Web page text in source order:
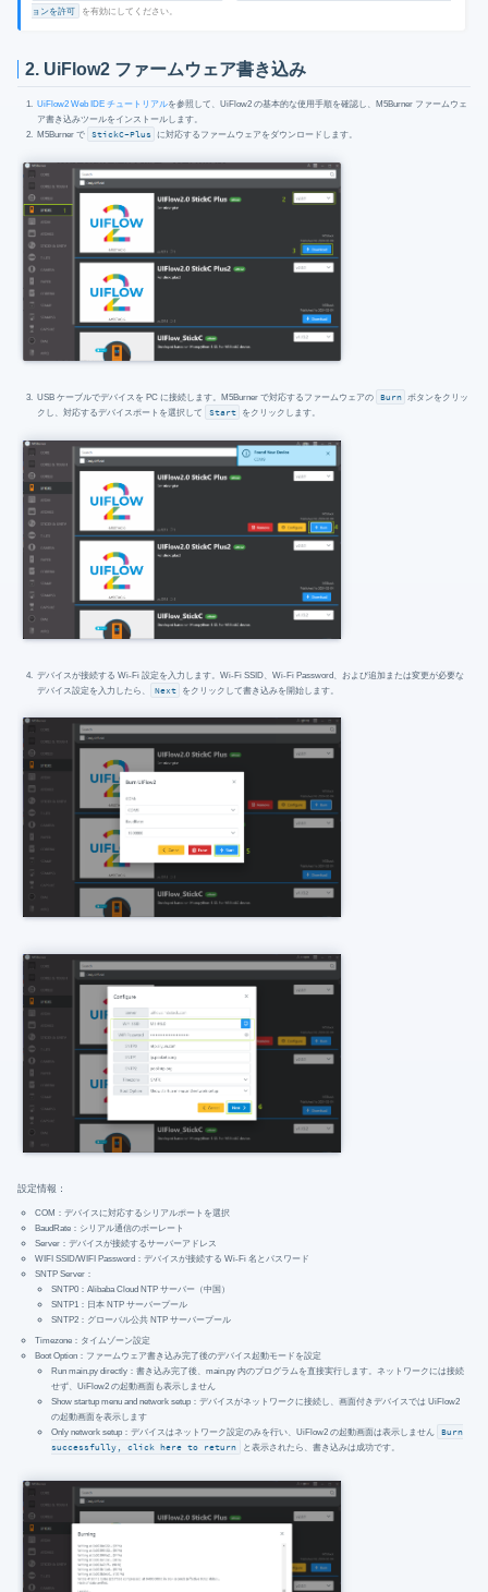
ョンを許可
を有効にしてください。
2. UiFlow2 ファームウェア書き込み
UiFlow2 Web IDE チュートリアルを参照して、UiFlow2 の基本的な使用手順を確認し、M5Burner ファームウェ
ア書き込みツールをインストールします。
M5Burner で StickC-Plus に対応するファームウェアをダウンロードします。
USB ケーブルでデバイスを PC に接続します。M5Burner で対応するファームウェアの Burn ボタンをクリッ
クし、対応するデバイスポートを選択して
Start をクリックします。
デバイスが接続する Wi-Fi 設定を入力します。Wi-Fi SSID、Wi-Fi Password、および追加または変更が必要な
デバイス設定を入力したら、
Next をクリックして書き込みを開始します。
設定情報：
COM：デバイスに対応するシリアルポートを選択
BaudRate：シリアル通信のボーレート
Server：デバイスが接続するサーバーアドレス
WIFI SSID/WIFI Password：デバイスが接続する Wi-Fi 名とパスワード
SNTP Server：
SNTP0：Alibaba Cloud NTP サーバー（中国）
SNTP1：日本 NTP サーバープール
SNTP2：グローバル公共 NTP サーバープール
Timezone：タイムゾーン設定
Boot Option：ファームウェア書き込み完了後のデバイス起動モードを設定
Run main.py directly：書き込み完了後、main.py 内のプログラムを直接実行します。ネットワークには接続
せず、UiFlow2 の起動画面も表示しません
Show startup menu and network setup：デバイスがネットワークに接続し、画面付きデバイスでは UiFlow2
の起動画面を表示します
Only network setup：デバイスはネットワーク設定のみを行い、UiFlow2 の起動画面は表示しません
Burn
successfully, click here to return
と表示されたら、書き込みは成功です。